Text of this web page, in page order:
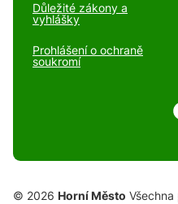
Důležité zákony a
vyhlášky
Prohlášení o ochraně
soukromí
© 2026 Horní Město